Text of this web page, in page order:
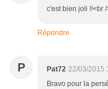
c'est bien joli !!<br
Répondre
P Pat72 22/03/2015
Bravo pour la